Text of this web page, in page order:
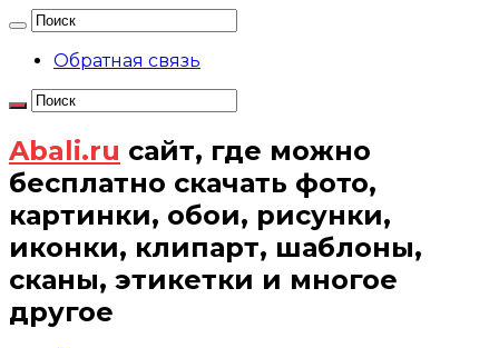
Обратная связь
Abali.ru сайт, где можно
бесплатно скачать фото,
картинки, обои, рисунки,
иконки, клипарт, шаблоны,
сканы, этикетки и многое
другое